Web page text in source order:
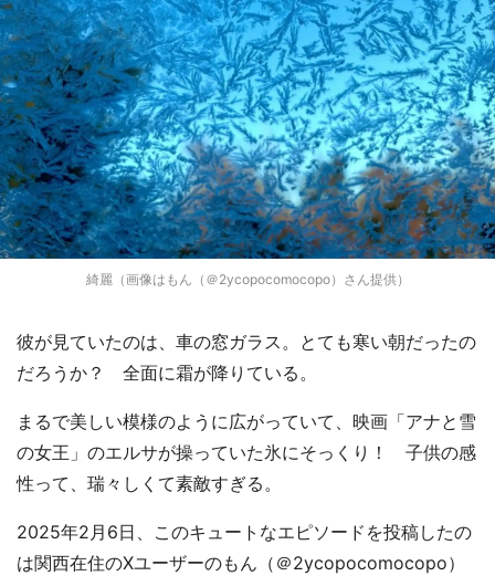
綺麗（画像はもん（＠2ycopocomocopo）さん提供）
彼が見ていたのは、車の窓ガラス。とても寒い朝だったの
だろうか？ 全面に霜が降りている。
まるで美しい模様のように広がっていて、映画「アナと雪
の女王」のエルサが操っていた氷にそっくり！ 子供の感
性って、瑞々しくて素敵すぎる。
2025年2月6日、このキュートなエピソードを投稿したの
は関西在住のXユーザーのもん（＠2ycopocomocopo）